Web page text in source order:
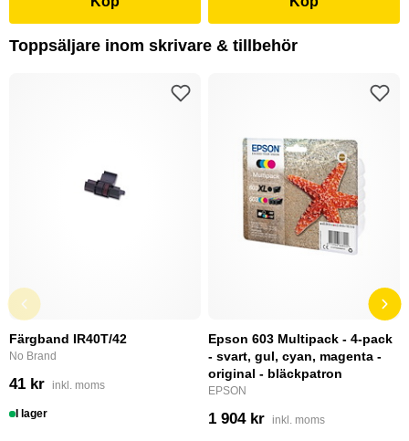
Toppsäljare inom skrivare & tillbehör
Färgband IR40T/42
No Brand
41 kr inkl. moms
I lager
Epson 603 Multipack - 4-pack
- svart, gul, cyan, magenta -
original - bläckpatron
EPSON
1 904 kr inkl. moms